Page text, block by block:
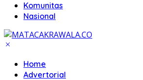
Komunitas
Nasional
Home
Advertorial